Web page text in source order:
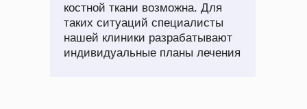
костной ткани возможна. Для
таких ситуаций специалисты
нашей клиники разрабатывают
индивидуальные планы лечения